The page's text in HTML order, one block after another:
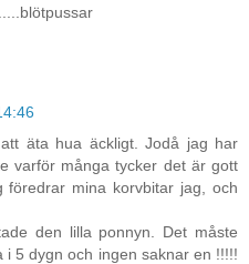
äta hua äckligt. Jodå jag har
varför många tycker det är gott
mina korvbitar jag, och
den lilla ponnyn. Det måste
5 dygn och ingen saknar en !!!!!